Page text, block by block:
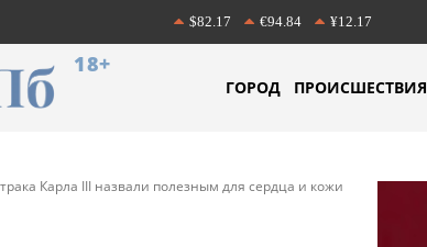
$82.17 €94.84 ¥12.17
18+
ГОРОД ПРОИСШЕСТВИЯ
Карла III назвали полезным для сердца и кожи